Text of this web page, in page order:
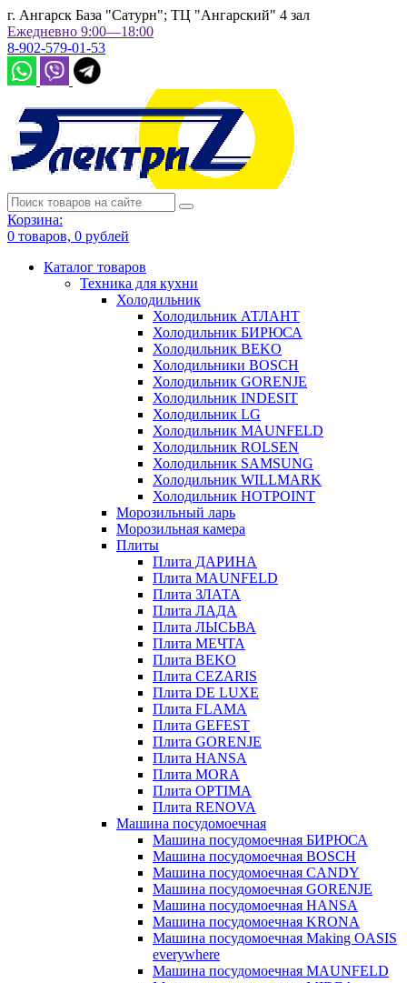
г. Ангарск База "Сатурн"; ТЦ "Ангарский" 4 зал
Ежедневно 9:00—18:00
8-902-579-01-53
Корзина:
0 товаров, 0 рублей
Каталог товаров
Техника для кухни
Холодильник
Холодильник АТЛАНТ
Холодильник БИРЮСА
Холодильник BEKO
Холодильники BOSCH
Холодильник GORENJE
Холодильник INDESIT
Холодильник LG
Холодильник MAUNFELD
Холодильник ROLSEN
Холодильник SAMSUNG
Холодильник WILLMARK
Холодильник HOTPOINT
Морозильный ларь
Морозильная камера
Плиты
Плита ДАРИНА
Плита MAUNFELD
Плита ЗЛАТА
Плита ЛАДА
Плита ЛЫСЬВА
Плита МЕЧТА
Плита BEKO
Плита CEZARIS
Плита DE LUXE
Плита FLAMA
Плита GEFEST
Плита GORENJE
Плита HANSA
Плита MORA
Плита OPTIMA
Плита RENOVA
Машина посудомоечная
Машина посудомоечная БИРЮСА
Машина посудомоечная BOSCH
Машина посудомоечная CANDY
Машина посудомоечная GORENJE
Машина посудомоечная HANSA
Машина посудомоечная KRONA
Машина посудомоечная Making OASIS
everywhere
Машина посудомоечная MAUNFELD